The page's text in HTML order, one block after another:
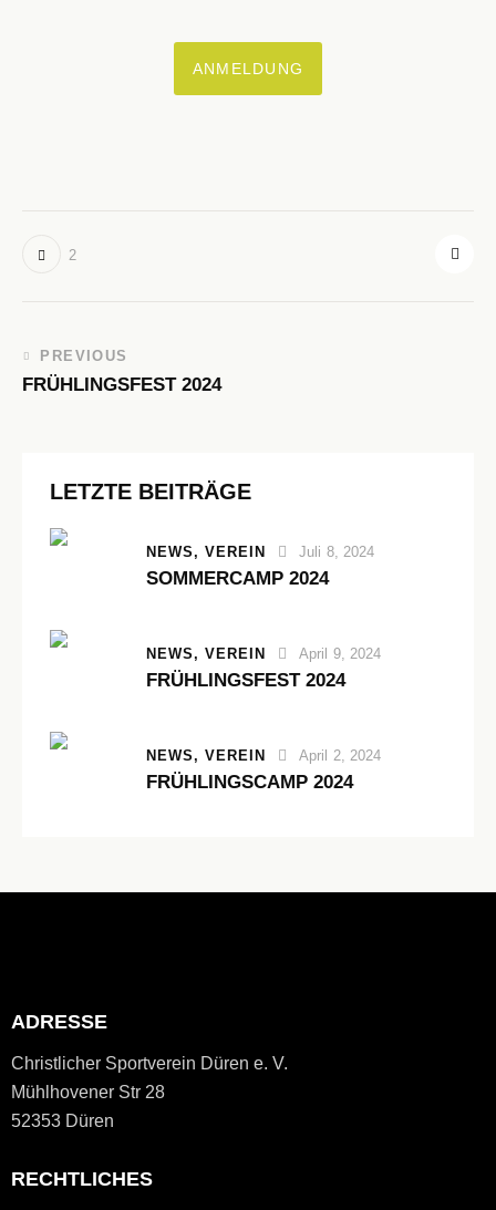
ANMELDUNG
2
PREVIOUS
FRÜHLINGSFEST 2024
LETZTE BEITRÄGE
NEWS, VEREIN Juli 8, 2024
SOMMERCAMP 2024
NEWS, VEREIN April 9, 2024
FRÜHLINGSFEST 2024
NEWS, VEREIN April 2, 2024
FRÜHLINGSCAMP 2024
ADRESSE
Christlicher Sportverein Düren e. V.
Mühlhovener Str 28
52353 Düren
RECHTLICHES